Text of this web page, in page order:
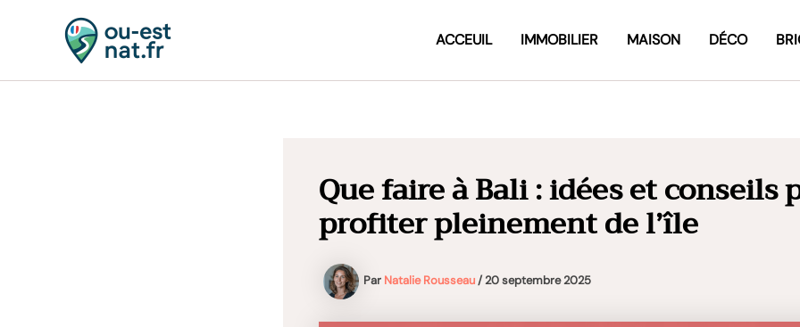
ACCEUIL IMMOBILIER MAISON DÉCO
Que faire à Bali : idées et conseils
profiter pleinement de l’île
Par Natalie Rousseau/20 septembre 2025